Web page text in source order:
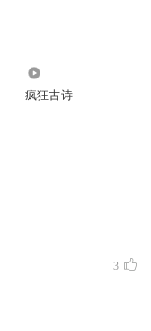
疯狂古诗
3